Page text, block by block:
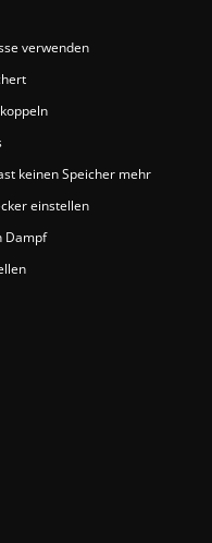
verwenden
keinen Speicher mehr
einstellen
Dampf